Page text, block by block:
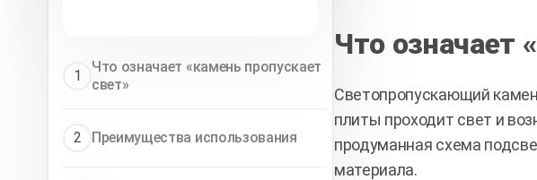
1
Что означает «камень пропускает
свет»
2 Преимущества использования
Что означает
Светопропускающий
плиты проходит свет и
продуманная схема
материала.